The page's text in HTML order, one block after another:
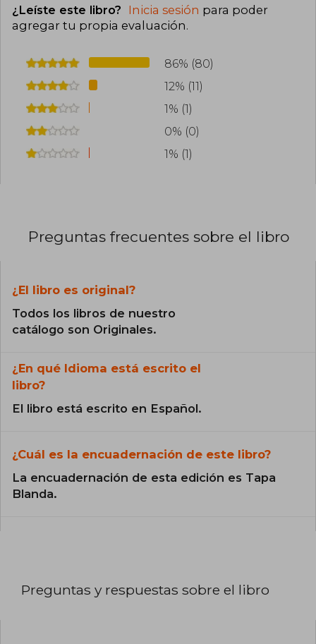
¿Leíste este libro? Inicia sesión para poder
agregar tu propia evaluación.
86% (80)
12% (11)
1% (1)
0% (0)
1% (1)
Preguntas frecuentes sobre el libro
¿El libro es original?
Todos los libros de nuestro
catálogo son Originales.
¿En qué Idioma está escrito el
libro?
El libro está escrito en Español.
¿Cuál es la encuadernación de este libro?
La encuadernación de esta edición es Tapa
Blanda.
Preguntas y respuestas sobre el libro